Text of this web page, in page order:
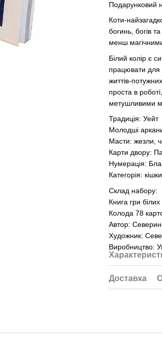
Подарунковий
Коти-
богинь, богів
менш
Білий колір є
працювати для
життів-
проста в
метушливими
Традиція: Уейт
Молодші
Масти: жезли,
Карти двору:
Нумерація:
Категорія:
Склад набору:
Книга гри
Колода 78
Автор:
Художник:
Виробництво:
Доставка